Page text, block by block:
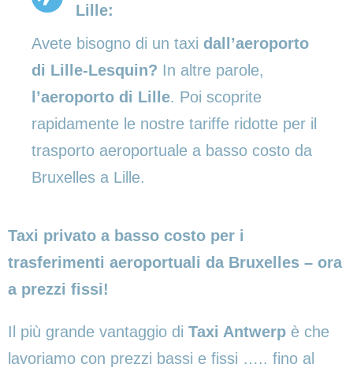
Lille:
Avete bisogno di un taxi dall’aeroporto
di Lille-Lesquin? In altre parole,
l’aeroporto di Lille. Poi scoprite
rapidamente le nostre tariffe ridotte per il
trasporto aeroportuale a basso costo da
Bruxelles a Lille.
Taxi privato a basso costo per i
trasferimenti aeroportuali da Bruxelles – ora
a prezzi fissi!
Il più grande vantaggio di Taxi Antwerp è che
lavoriamo con prezzi bassi e fissi ….. fino al